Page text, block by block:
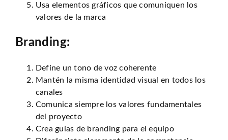
Usa elementos gráficos que comuniquen los
valores de la marca
Branding:
Define un tono de voz coherente
Mantén la misma identidad visual en todos los
canales
Comunica siempre los valores fundamentales
del proyecto
Crea guías de branding para el equipo